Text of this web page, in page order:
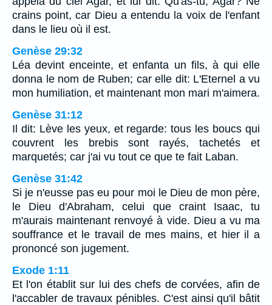
crains point, car Dieu a entendu la voix de l'enfant
dans le lieu où il est.
Genèse 29:32
Léa devint enceinte, et enfanta un fils, à qui elle
donna le nom de Ruben; car elle dit: L'Eternel a vu
mon humiliation, et maintenant mon mari m'aimera.
Genèse 31:12
Il dit: Lève les yeux, et regarde: tous les boucs qui
couvrent les brebis sont rayés, tachetés et
marquetés; car j'ai vu tout ce que te fait Laban.
Genèse 31:42
Si je n'eusse pas eu pour moi le Dieu de mon père,
le Dieu d'Abraham, celui que craint Isaac, tu
m'aurais maintenant renvoyé à vide. Dieu a vu ma
souffrance et le travail de mes mains, et hier il a
prononcé son jugement.
Exode 1:11
Et l'on établit sur lui des chefs de corvées, afin de
l'accabler de travaux pénibles. C'est ainsi qu'il bâtit